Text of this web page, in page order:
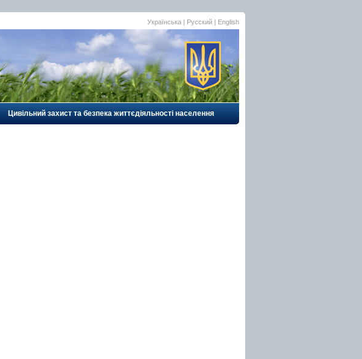
Українська | Русский | English
Цивільний захист та безпека життєдіяльності населення